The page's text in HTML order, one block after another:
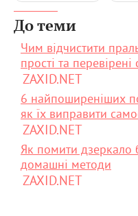
До теми
Чим відчистити
прості та
ZAXID.NET
6 найпоширеніших
як їх виправити
ZAXID.NET
Як помити дзеркало
домашні методи
ZAXID.NET